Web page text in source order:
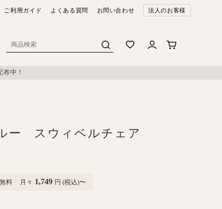
ご利用ガイド よくある質問 お問い合わせ 法人のお客様
中！
ー スウィベルチェア
料 月々 1,749 円 (税込)〜